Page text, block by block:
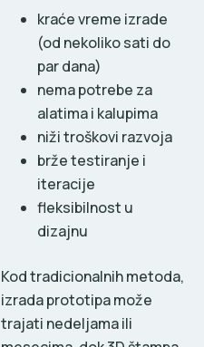
kraće vreme izrade
(od nekoliko sati do
par dana)
nema potrebe za
alatima i kalupima
niži troškovi razvoja
brže testiranje i
iteracije
fleksibilnost u
dizajnu
Kod tradicionalnih metoda,
izrada prototipa može
trajati nedeljama ili